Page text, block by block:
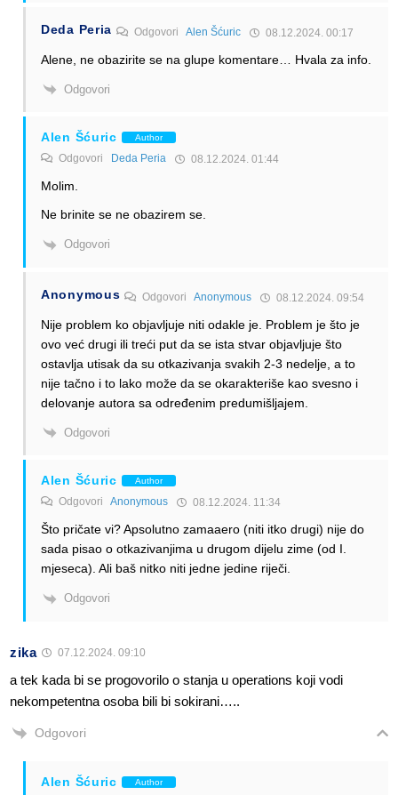
Deda Peria Odgovori Alen Šćuric 08.12.2024. 00:17
Alene, ne obazirite se na glupe komentare… Hvala za info.
Odgovori
Alen Šćuric Author
Odgovori Deda Peria 08.12.2024. 01:44
Molim.
Ne brinite se ne obazirem se.
Odgovori
Anonymous OdgovoriAnonymous 08.12.2024. 09:54
Nije problem ko objavljuje niti odakle je. Problem je što je
ovo već drugi ili treći put da se ista stvar objavljuje što
ostavlja utisak da su otkazivanja svakih 2-3 nedelje, a to
nije tačno i to lako može da se okarakteriše kao svesno i
delovanje autora sa određenim predumišljajem.
Odgovori
Alen Šćuric Author
Odgovori Anonymous 08.12.2024. 11:34
Što pričate vi? Apsolutno zamaaero (niti itko drugi) nije do
sada pisao o otkazivanjima u drugom dijelu zime (od I.
mjeseca). Ali baš nitko niti jedne jedine riječi.
Odgovori
zika 07.12.2024. 09:10
a tek kada bi se progovorilo o stanja u operations koji vodi
nekompetentna osoba bili bi sokirani…..
Odgovori
Alen Šćuric Author